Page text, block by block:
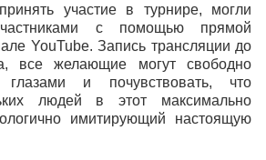
участие в турнире, могли
с помощью прямой
YouTube. Запись трансляции до
все желающие могут свободно
и почувствовать, что
людей в этот максимально
имитирующий настоящую